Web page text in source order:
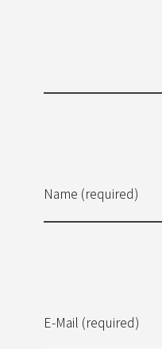
Name (required)
E-Mail (required)